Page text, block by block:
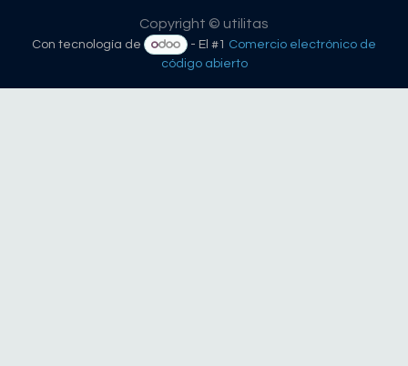
Copyright © utilitas
Con tecnología de - El #1 Comercio electrónico de
código abierto